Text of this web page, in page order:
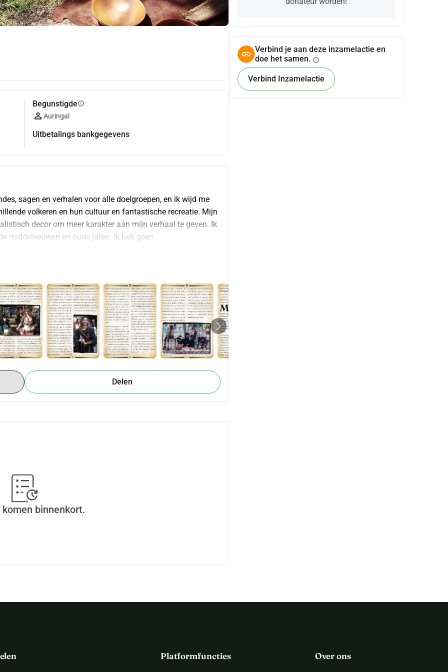
Begunstigdeinfo
Auringal
Uitbetalings bankgegevens
sagen en verhalen voor alle doelgroepen, en ik wijd me
volkeren en hun cultuur en fantastische recreatie. Mijn
decor om meer karakter aan mijn verhaal te geven. Ik
middeleeuwen en oude jaren. Ik heb geen
Delen
komen binnenkort.
Verbind je aan deze inzamelactie en
doe het samen. info
Verbind Inzamelactie
Platformfuncties Over ons